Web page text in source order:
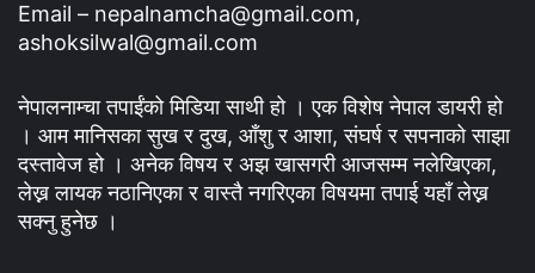
Email – nepalnamcha@gmail.com,
ashoksilwal@gmail.com
नेपालनाम्चा तपाईंको मिडिया साथी हो । एक विशेष नेपाल डायरी हो
। आम मानिसका सुख र दुख, आँशु र आशा, संघर्ष र सपनाको साझा
दस्तावेज हो । अनेक विषय र अझ खासगरी आजसम्म नलेखिएका,
लेख्न लायक नठानिएका र वास्तै नगरिएका विषयमा तपाई यहाँ लेख्न
सक्नु हुनेछ ।